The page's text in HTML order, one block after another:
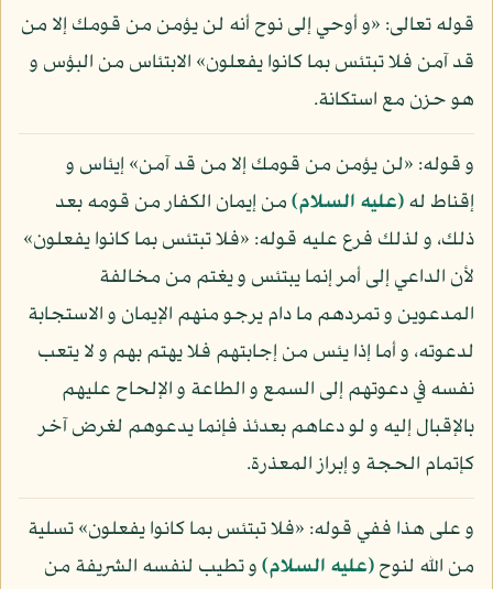
قوله تعالى: «و أوحي إلى نوح أنه لن يؤمن من قومك إلا من
قد آمن فلا تبتئس بما كانوا يفعلون» الابتئاس من البؤس و
هو حزن مع استكانة.
و قوله: «لن يؤمن من قومك إلا من قد آمن» إيئاس و
إقناط له(عليه السلام)من إيمان الكفار من قومه بعد
ذلك، و لذلك فرع عليه قوله: «فلا تبتئس بما كانوا يفعلون»
لأن الداعي إلى أمر إنما يبتئس و يغتم من مخالفة
المدعوين و تمردهم ما دام يرجو منهم الإيمان و الاستجابة
لدعوته، و أما إذا يئس من إجابتهم فلا يهتم بهم و لا يتعب
نفسه في دعوتهم إلى السمع و الطاعة و الإلحاح عليهم
بالإقبال إليه و لو دعاهم بعدئذ فإنما يدعوهم لغرض آخر
كإتمام الحجة و إبراز المعذرة.
و على هذا ففي قوله: «فلا تبتئس بما كانوا يفعلون» تسلية
من الله لنوح(عليه السلام)و تطيب لنفسه الشريفة من